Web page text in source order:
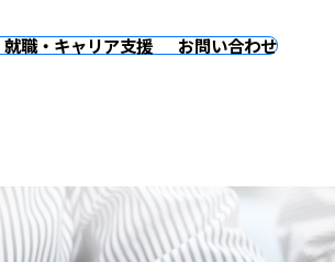
就職・キャリア支援 お問い合わせ